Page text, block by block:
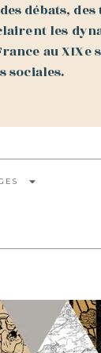
débats, des
les
au XIXe
sociales.
arrow_drop_down